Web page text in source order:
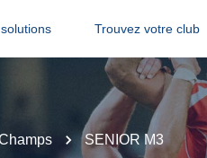
Trouvez votre club
SENIOR M3